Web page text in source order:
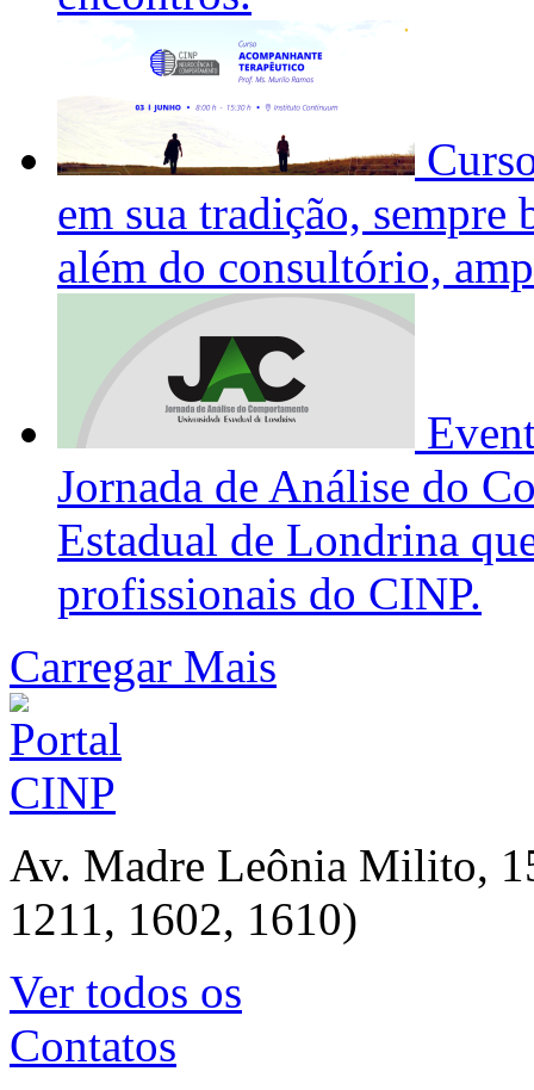
em sua tradição, sempre
além do consultório,
Jornada de Análise do
Estadual de Londrina
profissionais do CINP.
Carregar Mais
Av. Madre Leônia Milito,
1211, 1602, 1610)
Ver todos os
Contatos